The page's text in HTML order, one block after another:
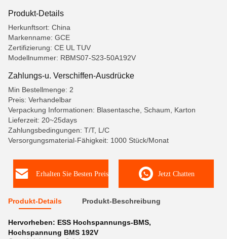
Produkt-Details
Herkunftsort: China
Markenname: GCE
Zertifizierung: CE UL TUV
Modellnummer: RBMS07-S23-50A192V
Zahlungs-u. Verschiffen-Ausdrücke
Min Bestellmenge: 2
Preis: Verhandelbar
Verpackung Informationen: Blasentasche, Schaum, Karton
Lieferzeit: 20~25days
Zahlungsbedingungen: T/T, L/C
Versorgungsmaterial-Fähigkeit: 1000 Stück/Monat
Erhalten Sie Besten Preis Jetzt Chatten
Produkt-Details Produkt-Beschreibung
Hervorheben: ESS Hochspannungs-BMS,
Hochspannung BMS 192V